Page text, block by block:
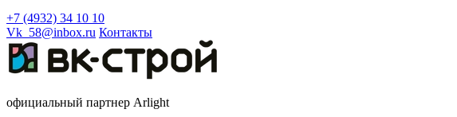
+7 (4932) 34 10 10
Vk_58@inbox.ru Контакты
официальный партнер Arlight